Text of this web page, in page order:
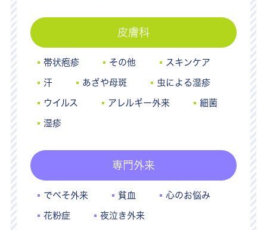
皮膚科
帯状疱疹 その他 スキンケア
汗 あざや母斑 虫による湿疹
ウイルス アレルギー外来 細菌
湿疹
専門外来
でべそ外来 貧血 心のお悩み
花粉症 夜泣き外来